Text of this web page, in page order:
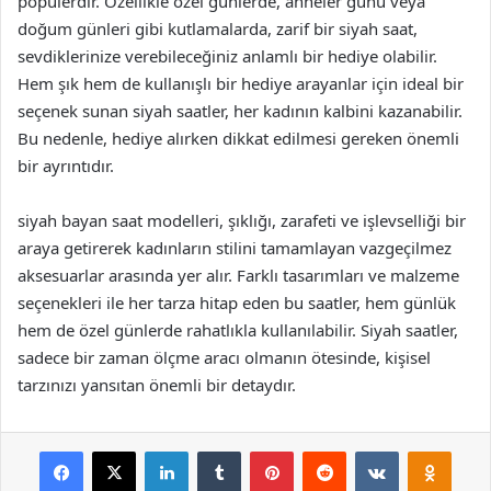
doğum günleri gibi kutlamalarda, zarif bir siyah saat,
sevdiklerinize verebileceğiniz anlamlı bir hediye olabilir.
Hem şık hem de kullanışlı bir hediye arayanlar için ideal bir
seçenek sunan siyah saatler, her kadının kalbini kazanabilir.
Bu nedenle, hediye alırken dikkat edilmesi gereken önemli
bir ayrıntıdır.
siyah bayan saat modelleri, şıklığı, zarafeti ve işlevselliği bir
araya getirerek kadınların stilini tamamlayan vazgeçilmez
aksesuarlar arasında yer alır. Farklı tasarımları ve malzeme
seçenekleri ile her tarza hitap eden bu saatler, hem günlük
hem de özel günlerde rahatlıkla kullanılabilir. Siyah saatler,
sadece bir zaman ölçme aracı olmanın ötesinde, kişisel
tarzınızı yansıtan önemli bir detaydır.
Facebook
X LinkedInTumblr PinterestReddit VKontakte